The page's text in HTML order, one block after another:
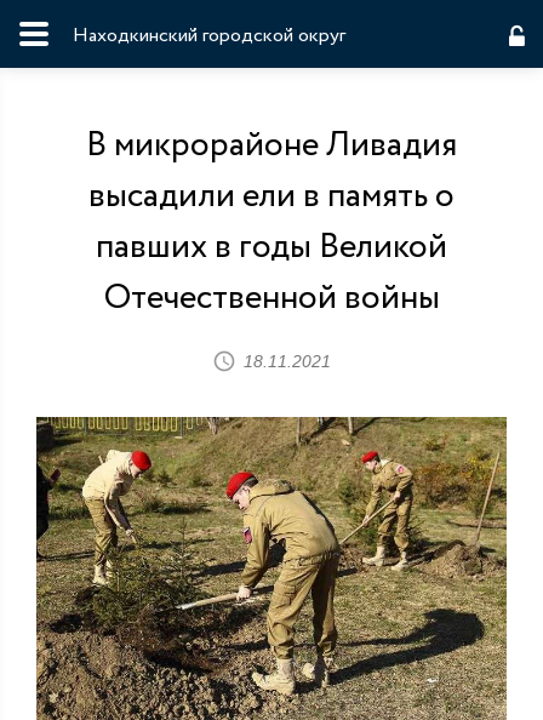
Находкинский городской округ
В микрорайоне Ливадия
высадили ели в память о
павших в годы Великой
Отечественной войны
18.11.2021